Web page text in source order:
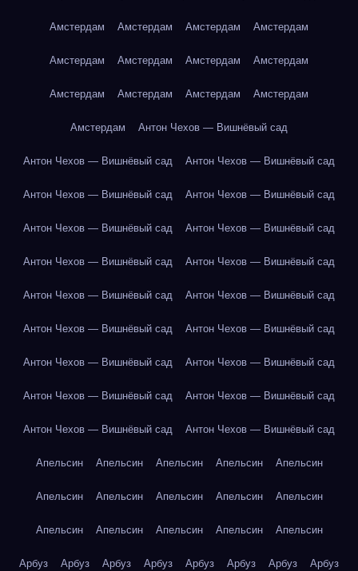
Амстердам Амстердам Амстердам Амстердам
Амстердам Амстердам Амстердам Амстердам
Амстердам Амстердам Амстердам Амстердам
Амстердам Антон Чехов — Вишнёвый сад
Антон Чехов — Вишнёвый сад Антон Чехов — Вишнёвый сад
Антон Чехов — Вишнёвый сад Антон Чехов — Вишнёвый сад
Антон Чехов — Вишнёвый сад Антон Чехов — Вишнёвый сад
Антон Чехов — Вишнёвый сад Антон Чехов — Вишнёвый сад
Антон Чехов — Вишнёвый сад Антон Чехов — Вишнёвый сад
Антон Чехов — Вишнёвый сад Антон Чехов — Вишнёвый сад
Антон Чехов — Вишнёвый сад Антон Чехов — Вишнёвый сад
Антон Чехов — Вишнёвый сад Антон Чехов — Вишнёвый сад
Антон Чехов — Вишнёвый сад Антон Чехов — Вишнёвый сад
Апельсин Апельсин Апельсин Апельсин Апельсин
Апельсин Апельсин Апельсин Апельсин Апельсин
Апельсин Апельсин Апельсин Апельсин Апельсин
Арбуз Арбуз Арбуз Арбуз Арбуз Арбуз Арбуз Арбуз